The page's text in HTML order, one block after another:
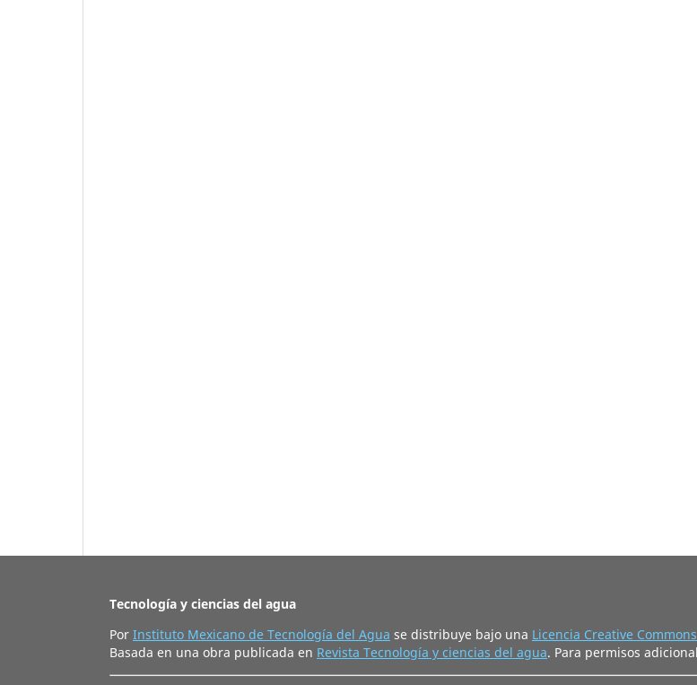
Tecnología y ciencias del agua
Por Instituto Mexicano de Tecnología del Agua se distribuye bajo una Licencia Creative
Basada en una obra publicada en Revista Tecnología y ciencias del agua. Para permisos